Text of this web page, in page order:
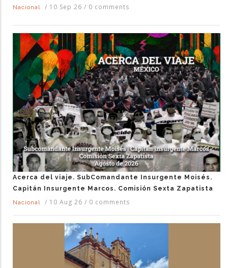
Nacional / 10 Sep 26 / 0 comments
Acerca del viaje. SubComandante Insurgente Moisés.
Capitán Insurgente Marcos. Comisión Sexta Zapatista
Nacional
/ 10 Aug 26 / 0 comments